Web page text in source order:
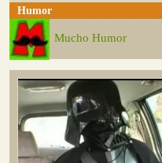
Humor
Mucho Humor